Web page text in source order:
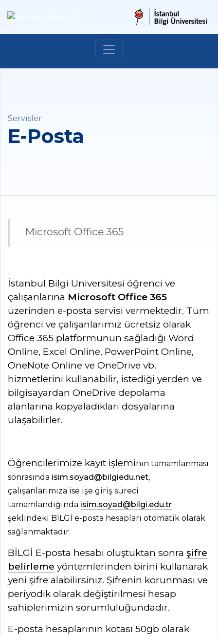
Servisler
E-Posta
Microsoft Office 365
İstanbul Bilgi Üniversitesi öğrenci ve
çalışanlarına Microsoft Office 365
üzerinden e-posta servisi vermektedir. Tüm
öğrenci ve çalışanlarımız ücretsiz olarak
Office 365 platformunun sağladığı Word
Online, Excel Online, PowerPoint Online,
OneNote Online ve OneDrive vb.
hizmetlerini kullanabilir, istediği yerden ve
bilgisayardan OneDrive depolama
alanlarına kopyaladıkları dosyalarına
ulaşabilirler.
Öğrencilerimize kayıt işleminin tamamlanması
sonrasında isim.soyad@bilgiedu.net,
çalışanlarımıza ise işe giriş süreci
tamamlandığında isim.soyad@bilgi.edu.tr
şeklindeki BİLGİ e-posta hesapları otomatik olarak
sağlanmaktadır.
BİLGİ E-posta hesabı oluştuktan sonra şifre
belirleme yöntemlerinden birini kullanarak
yeni şifre alabilirsiniz. Şifrenin korunması ve
periyodik olarak değiştirilmesi hesap
sahiplerimizin sorumluluğundadır.
E-posta hesaplarının kotası 50gb olarak